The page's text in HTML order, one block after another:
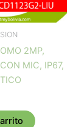
2MP,
MIC, IP67,